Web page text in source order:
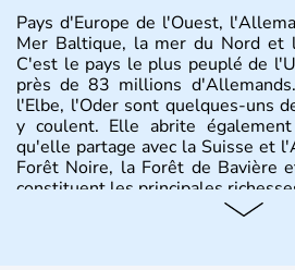
Pays d'Europe de l'Ouest,
Mer Baltique, la mer du Nord et
C'est le pays le plus peuplé de
près de 83 millions
l'Elbe, l'Oder sont quelques-uns
y coulent. Elle abrite
qu'elle partage avec la Suisse et
Forêt Noire, la Forêt de Bavière
constituent les principales